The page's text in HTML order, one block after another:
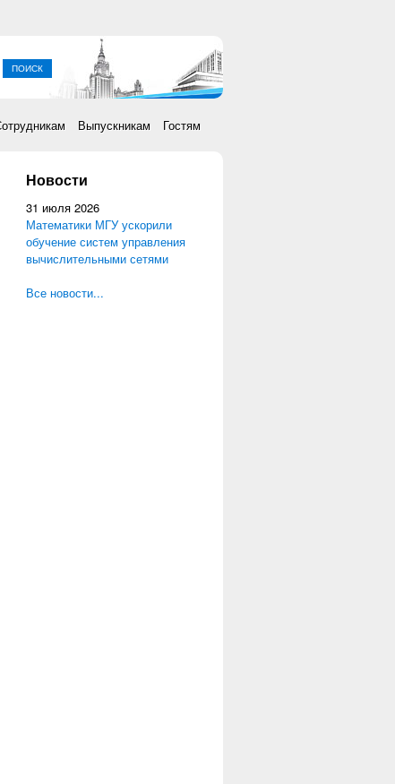
Выпускникам Гостям
Новости
31 июля 2026
Математики МГУ ускорили
обучение систем управления
вычислительными сетями
Все новости...